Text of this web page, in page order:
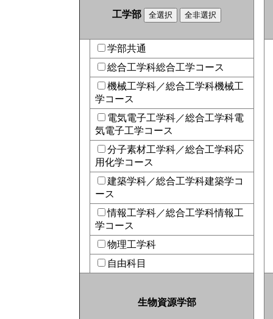
工学部
学部共通
総合工学科総合工学コース
機械工学科／総合工学科機械工
学コース
電気電子工学科／総合工学科電
気電子工学コース
分子素材工学科／総合工学科応
用化学コース
建築学科／総合工学科建築学コ
ース
情報工学科／総合工学科情報工
学コース
物理工学科
自由科目
生物資源学部